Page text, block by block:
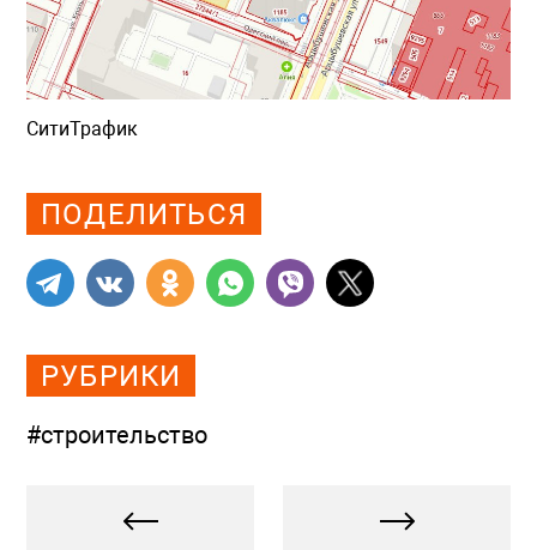
СитиТрафик
ПОДЕЛИТЬСЯ
РУБРИКИ
#строительство